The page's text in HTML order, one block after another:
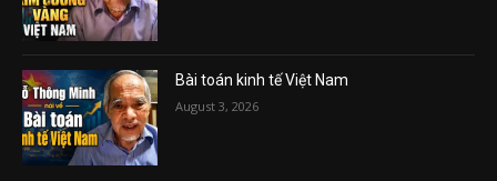
Bài toán kinh tế Việt Nam
August 3, 2026